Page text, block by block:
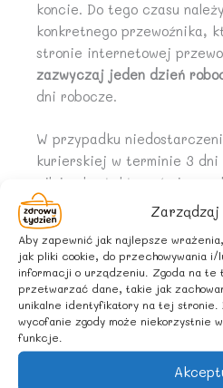
Zarządzaj
Aby zapewnić jak najlepsze
jak pliki cookie, do przechowywania i/
informacji o urządzeniu. Zgoda na te
przetwarzać dane, takie jak
unikalne identyfikatory na tej stronie.
wycofanie zgody może niekorzystnie
funkcje.
koncie. Do tego czasu
konkretnego przewoźnika,
stronie internetowej
zazwyczaj jeden dzień
dni robocze.
W przypadku
kurierskiej w terminie 3 dni
pilnie skontaktować się ze
Tydzień mailowo:
telefonicznie pod numerem
Prosimy o sprawdzenie
obecności kuriera.
podejrzenie naruszenia
doręczycielowi, należy
nie przyjmując przesyłki.
stanowi podstawę do